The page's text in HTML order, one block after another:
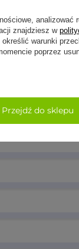
granatowy
analizować
znajdziesz w
warunki
poprzez
Przejdź do sklepu